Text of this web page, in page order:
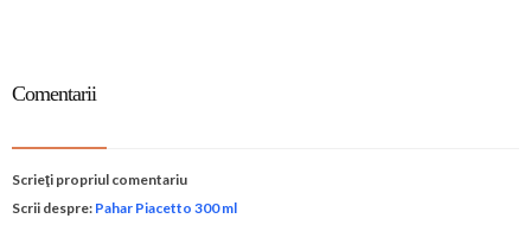
Comentarii
Scrieţi propriul comentariu
Scrii despre: Pahar Piacetto 300 ml